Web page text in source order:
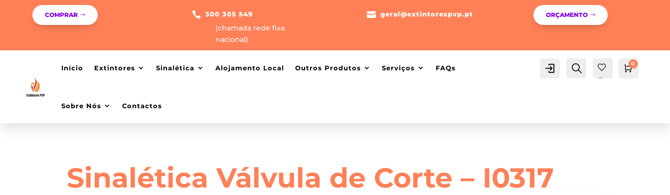
COMPRAR  300 305 549
(chamada rede fixa
nacional)
 geral@extintorespvp.pt ORÇAMENTO
Início Extintores Sinalética Alojamento Local Outros Produtos Serviços FAQs
Sobre Nós Contactos
Conta
Pesquisa
Fav
Carrinho
0
Sinalética Válvula de Corte – I0317